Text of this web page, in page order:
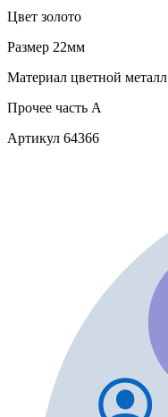
Цвет золото
Размер 22мм
Материал цветной металл
Прочее часть A
Артикул 64366